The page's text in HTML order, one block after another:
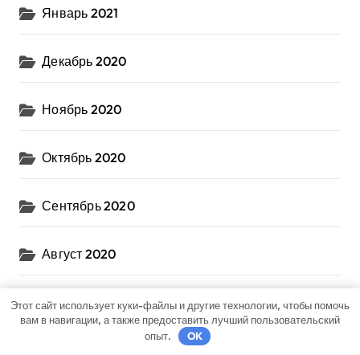
Январь 2021
Декабрь 2020
Ноябрь 2020
Октябрь 2020
Сентябрь 2020
Август 2020
Июль 2020
Этот сайт использует куки-файлы и другие технологии, чтобы помочь
вам в навигации, а также предоставить лучший пользовательский
опыт.
OK